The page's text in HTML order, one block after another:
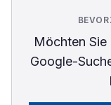
Möchten Sie
Google-